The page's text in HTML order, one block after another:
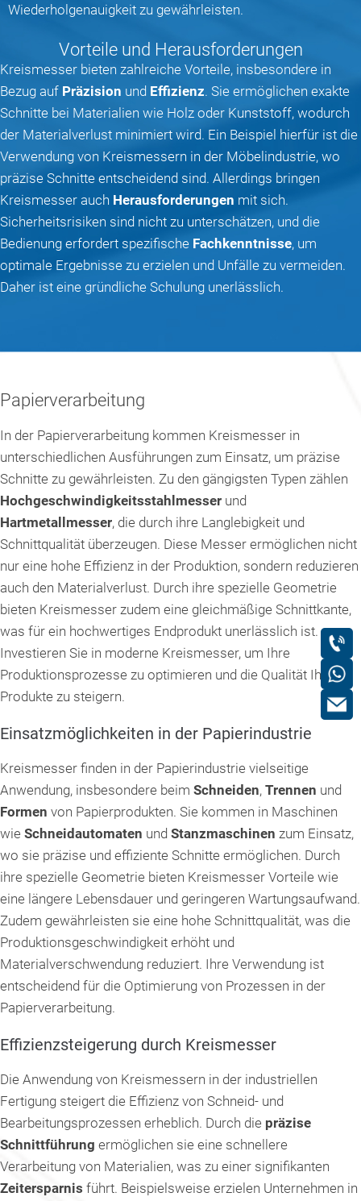
Wiederholgenauigkeit zu gewährleisten.
Vorteile und Herausforderungen
Kreismesser bieten zahlreiche Vorteile, insbesondere in
Bezug auf Präzision und Effizienz. Sie ermöglichen exakte
Schnitte bei Materialien wie Holz oder Kunststoff, wodurch
der Materialverlust minimiert wird. Ein Beispiel hierfür ist die
Verwendung von Kreismessern in der Möbelindustrie, wo
präzise Schnitte entscheidend sind. Allerdings bringen
Kreismesser auch Herausforderungen mit sich.
Sicherheitsrisiken sind nicht zu unterschätzen, und die
Bedienung erfordert spezifische Fachkenntnisse, um
optimale Ergebnisse zu erzielen und Unfälle zu vermeiden.
Daher ist eine gründliche Schulung unerlässlich.
Papierverarbeitung
In der Papierverarbeitung kommen Kreismesser in
unterschiedlichen Ausführungen zum Einsatz, um präzise
Schnitte zu gewährleisten. Zu den gängigsten Typen zählen
Hochgeschwindigkeitsstahlmesser und
Hartmetallmesser, die durch ihre Langlebigkeit und
Schnittqualität überzeugen. Diese Messer ermöglichen nicht
nur eine hohe Effizienz in der Produktion, sondern reduzieren
auch den Materialverlust. Durch ihre spezielle Geometrie
bieten Kreismesser zudem eine gleichmäßige Schnittkante,
was für ein hochwertiges Endprodukt unerlässlich ist.
Investieren Sie in moderne Kreismesser, um Ihre
Produktionsprozesse zu optimieren und die Qualität Ihrer
Produkte zu steigern.
Einsatzmöglichkeiten in der Papierindustrie
Kreismesser finden in der Papierindustrie vielseitige
Anwendung, insbesondere beim Schneiden, Trennen und
Formen von Papierprodukten. Sie kommen in Maschinen
wie Schneidautomaten und Stanzmaschinen zum Einsatz,
wo sie präzise und effiziente Schnitte ermöglichen. Durch
ihre spezielle Geometrie bieten Kreismesser Vorteile wie
eine längere Lebensdauer und geringeren Wartungsaufwand.
Zudem gewährleisten sie eine hohe Schnittqualität, was die
Produktionsgeschwindigkeit erhöht und
Materialverschwendung reduziert. Ihre Verwendung ist
entscheidend für die Optimierung von Prozessen in der
Papierverarbeitung.
Effizienzsteigerung durch Kreismesser
Die Anwendung von Kreismessern in der industriellen
Fertigung steigert die Effizienz von Schneid- und
Bearbeitungsprozessen erheblich. Durch die präzise
Schnittführung ermöglichen sie eine schnellere
Verarbeitung von Materialien, was zu einer signifikanten
Zeitersparnis führt. Beispielsweise erzielen Unternehmen in